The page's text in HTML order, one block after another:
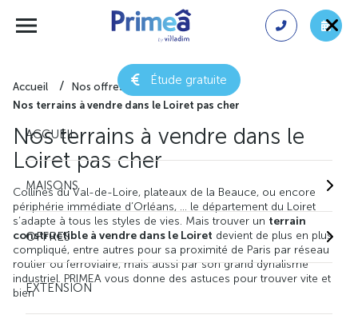
Étude gratuite
ACCUEIL
MAISONS
OFFRES
EXTENSION
Accueil
Nos offres de terrain
Nos terrains à vendre dans le Loiret pas cher
Nos terrains à vendre dans le
Loiret pas cher
Collines du Val-de-Loire, plateaux de la Beauce, ou encore
périphérie immédiate d’Orléans, … le département du Loiret
s’adapte à tous les styles de vies. Mais trouver un terrain
constructible à vendre dans le Loiret devient de plus en plus
compliqué, entre autres pour sa proximité de Paris par réseau
routier ou ferroviaire, mais aussi par son grand dynalisme
industriel. PRIMEA vous donne des astuces pour trouver vite et
bien